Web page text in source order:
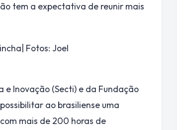
tem a expectativa de reunir mais
Fotos: Joel
e Inovação (Secti) e da Fundação
ao brasiliense uma
mais de 200 horas de